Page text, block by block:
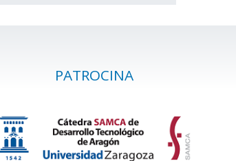
PATROCINA